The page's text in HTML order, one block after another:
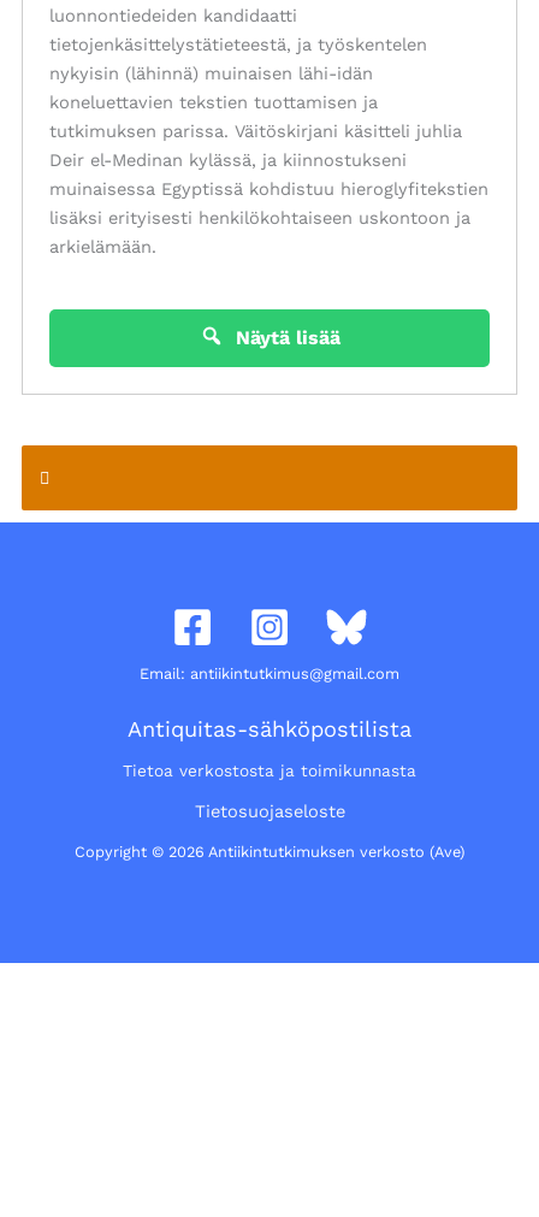
luonnontiedeiden kandidaatti
tietojenkäsittelystätieteestä, ja työskentelen
nykyisin (lähinnä) muinaisen lähi-idän
koneluettavien tekstien tuottamisen ja
tutkimuksen parissa. Väitöskirjani käsitteli juhlia
Deir el-Medinan kylässä, ja kiinnostukseni
muinaisessa Egyptissä kohdistuu hieroglyfitekstien
lisäksi erityisesti henkilökohtaiseen uskontoon ja
arkielämään.
Näytä lisää
Email: antiikintutkimus@gmail.com
Antiquitas-sähköpostilista
Tietoa verkostosta ja toimikunnasta
Tietosuojaseloste
Copyright © 2026 Antiikintutkimuksen verkosto (Ave)